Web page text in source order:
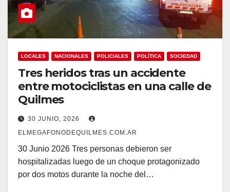
LOCALES NACIONALES POLICIALES POLÍTICA SOCIEDAD
Tres heridos tras un accidente
entre motociclistas en una calle de
Quilmes
30 JUNIO, 2026
ELMEGAFONODEQUILMES.COM.AR
30 Junio 2026 Tres personas debieron ser
hospitalizadas luego de un choque protagonizado
por dos motos durante la noche del…